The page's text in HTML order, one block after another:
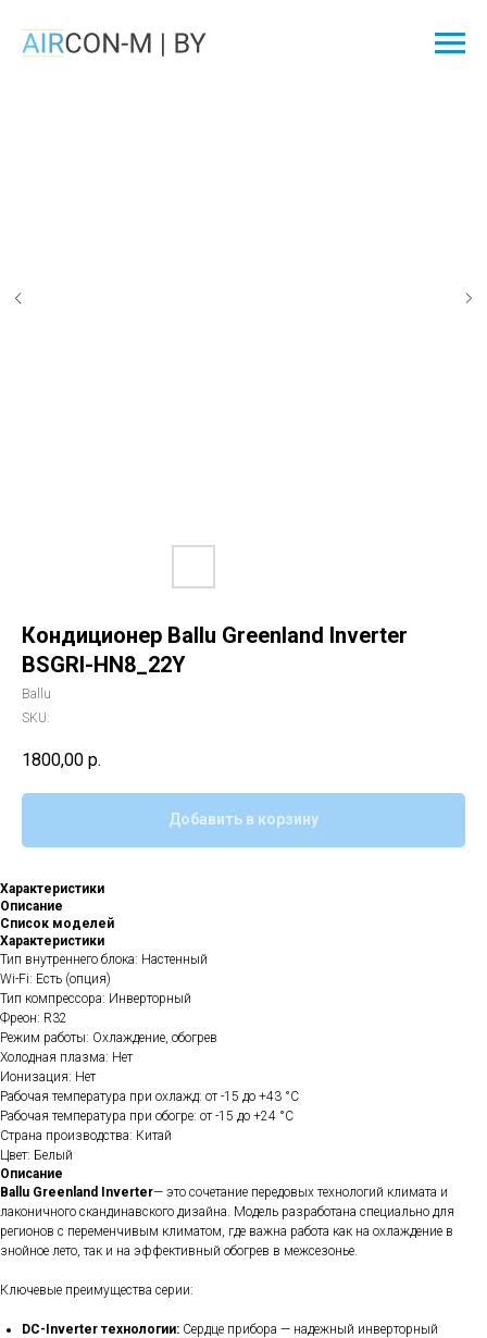
Кондиционер Ballu Greenland Inverter
BSGRI-HN8_22Y
Ballu
SKU:
1800,00 р.
Добавить в корзину
Характеристики
Описание
Список моделей
Характеристики
Тип внутреннего блока: Настенный
Wi-Fi: Есть (опция)
Тип компрессора: Инверторный
Фреон: R32
Режим работы: Охлаждение, обогрев
Холодная плазма: Нет
Ионизация: Нет
Рабочая температура при охлажд: от -15 до +43 °C
Рабочая температура при обогре: от -15 до +24 °C
Страна производства: Китай
Цвет: Белый
Описание
Ballu Greenland Inverter— это сочетание передовых технологий климата и
лаконичного скандинавского дизайна. Модель разработана специально для
регионов с переменчивым климатом, где важна работа как на охлаждение в
знойное лето, так и на эффективный обогрев в межсезонье.
Ключевые преимущества серии:
DC-Inverter технологии: Сердце прибора — надежный инверторный